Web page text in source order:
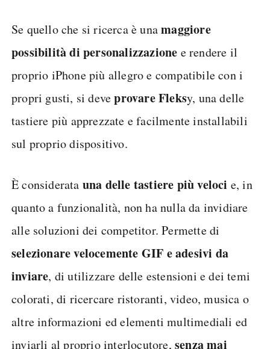
Se quello che si ricerca è unamaggiore
possibilità di personalizzazione e rendere il
proprio iPhone più allegro e compatibile con i
propri gusti, si deveprovare Fleksy, una delle
tastiere più apprezzate e facilmente installabili
sul proprio dispositivo.
È considerata una delle tastiere più veloci e, in
quanto a funzionalità, non ha nulla da invidiare
alle soluzioni dei competitor. Permette di
selezionare velocemente GIF e adesivi da
inviare, di utilizzare delle estensioni e dei temi
colorati, di ricercare ristoranti, video, musica o
altre informazioni ed elementi multimediali ed
inviarli al proprio interlocutore, senza mai